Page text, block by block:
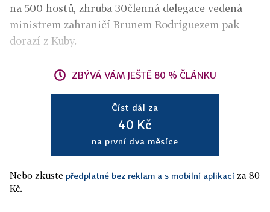
na 500 hostů, zhruba 30členná delegace vedená
ministrem zahraničí Brunem Rodríguezem pak
dorazí z Kuby.
ZBÝVÁ VÁM JEŠTĚ 80 % ČLÁNKU
Číst dál za
40 Kč
na první dva měsíce
Nebo zkuste předplatné bez reklam a s mobilní aplikací za 80
Kč.